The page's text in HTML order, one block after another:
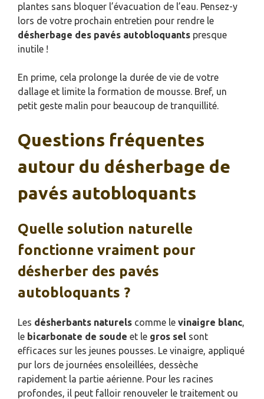
plantes sans bloquer l’évacuation de l’eau. Pensez-y
lors de votre prochain entretien pour rendre le
désherbage des pavés autobloquants presque
inutile !
En prime, cela prolonge la durée de vie de votre
dallage et limite la formation de mousse. Bref, un
petit geste malin pour beaucoup de tranquillité.
Questions fréquentes
autour du désherbage de
pavés autobloquants
Quelle solution naturelle
fonctionne vraiment pour
désherber des pavés
autobloquants ?
Les désherbants naturels comme le vinaigre blanc,
le bicarbonate de soude et le gros sel sont
efficaces sur les jeunes pousses. Le vinaigre, appliqué
pur lors de journées ensoleillées, dessèche
rapidement la partie aérienne. Pour les racines
profondes, il peut falloir renouveler le traitement ou